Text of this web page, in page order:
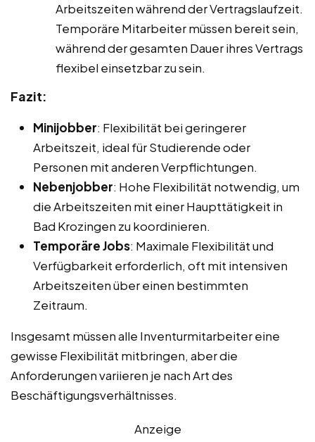
Arbeitszeiten während der Vertragslaufzeit.
Temporäre Mitarbeiter müssen bereit sein,
während der gesamten Dauer ihres Vertrags
flexibel einsetzbar zu sein.
Fazit:
Minijobber: Flexibilität bei geringerer
Arbeitszeit, ideal für Studierende oder
Personen mit anderen Verpflichtungen.
Nebenjobber: Hohe Flexibilität notwendig, um
die Arbeitszeiten mit einer Haupttätigkeit in
Bad Krozingen zu koordinieren.
Temporäre Jobs: Maximale Flexibilität und
Verfügbarkeit erforderlich, oft mit intensiven
Arbeitszeiten über einen bestimmten
Zeitraum.
Insgesamt müssen alle Inventurmitarbeiter eine
gewisse Flexibilität mitbringen, aber die
Anforderungen variieren je nach Art des
Beschäftigungsverhältnisses.
Anzeige